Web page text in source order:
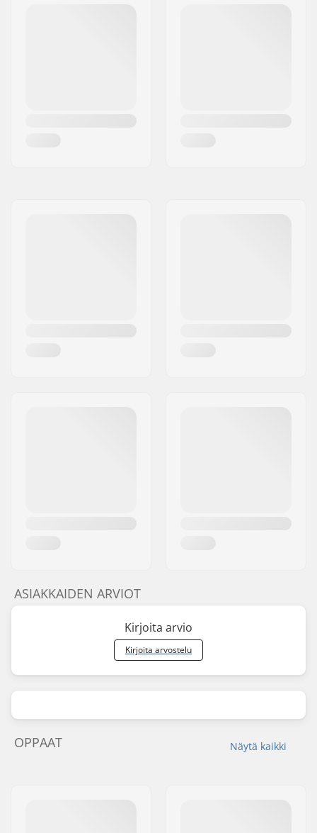
ASIAKKAIDEN ARVIOT
Kirjoita arvio
Kirjoita arvostelu
Näytä kaikki
OPPAAT